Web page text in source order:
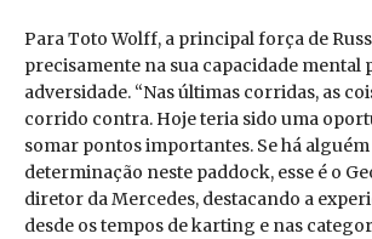
Para Toto Wolff, a principal força de
precisamente na sua capacidade mental
adversidade. “Nas últimas corridas, as
corrido contra. Hoje teria sido uma
somar pontos importantes. Se há
determinação neste paddock, esse é o
diretor da Mercedes, destacando a
desde os tempos de karting e nas